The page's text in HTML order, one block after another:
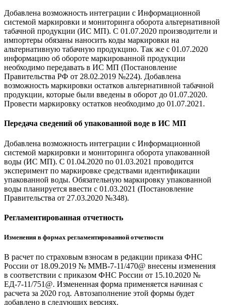
Добавлена возможность интеграции с Информационной
системой маркировки и мониторинга оборота альтернативной
табачной продукции (ИС МП). С 01.07.2020 производители и
импортеры обязаны наносить коды маркировки на
альтернативную табачную продукцию. Так же с 01.07.2020
информацию об обороте маркированной продукции
необходимо передавать в ИС МП (Постановление
Правительства РФ от 28.02.2019 №224). Добавлена
возможность маркировки остатков альтернативной табачной
продукции, которые были введены в оборот до 01.07.2020.
Провести маркировку остатков необходимо до 01.07.2021.
Передача сведений об упакованной воде в ИС МП
Добавлена возможность интеграции с Информационной
системой маркировки и мониторинга оборота упакованной
воды (ИС МП). С 01.04.2020 по 01.03.2021 проводится
эксперимент по маркировке средствами идентификации
упакованной воды. Обязательную маркировку упакованной
воды планируется ввести с 01.03.2021 (Постановление
Правительства от 27.03.2020 №348).
Регламентированная отчетность
Изменения в формах регламентированной отчетности
В расчет по страховым взносам в редакции приказа ФНС
России от 18.09.2019 № ММВ-7-11/470@ внесены изменения
в соответствии с приказом ФНС России от 15.10.2020 №
ЕД-7-11/751@. Измененная форма применяется начиная с
расчета за 2020 год. Автозаполнение этой формы будет
добавлено в следующих версиях.